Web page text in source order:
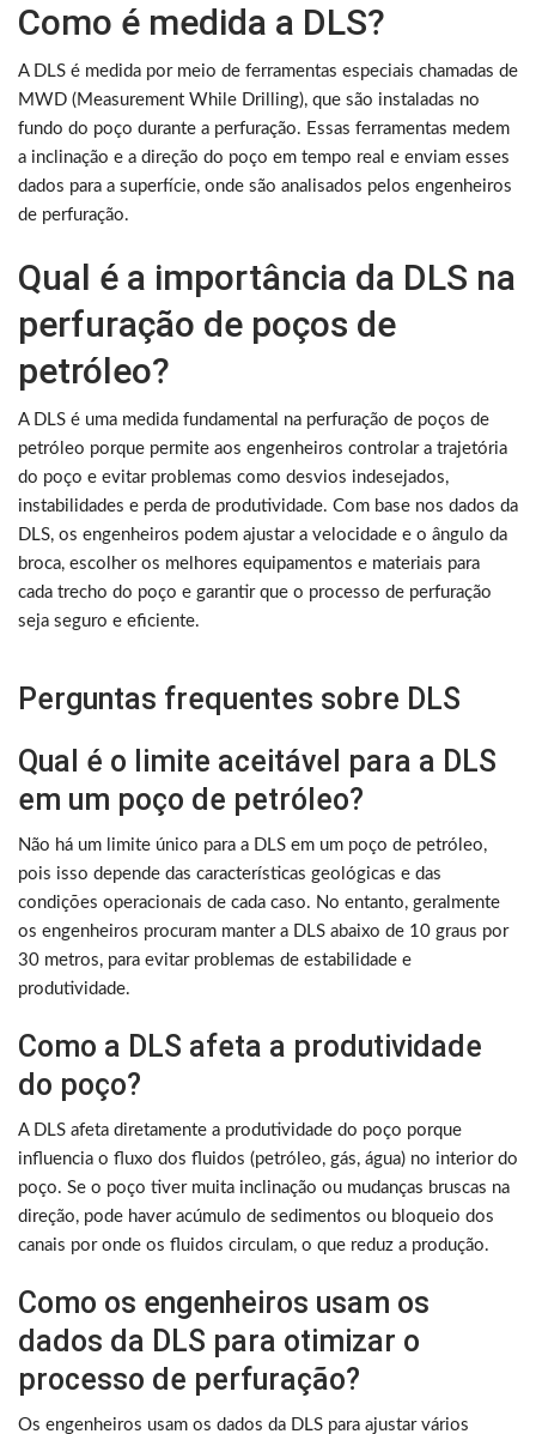
Como é medida a DLS?
A DLS é medida por meio de ferramentas especiais chamadas de
MWD (Measurement While Drilling), que são instaladas no
fundo do poço durante a perfuração. Essas ferramentas medem
a inclinação e a direção do poço em tempo real e enviam esses
dados para a superfície, onde são analisados pelos engenheiros
de perfuração.
Qual é a importância da DLS na
perfuração de poços de
petróleo?
A DLS é uma medida fundamental na perfuração de poços de
petróleo porque permite aos engenheiros controlar a trajetória
do poço e evitar problemas como desvios indesejados,
instabilidades e perda de produtividade. Com base nos dados da
DLS, os engenheiros podem ajustar a velocidade e o ângulo da
broca, escolher os melhores equipamentos e materiais para
cada trecho do poço e garantir que o processo de perfuração
seja seguro e eficiente.
Perguntas frequentes sobre DLS
Qual é o limite aceitável para a DLS
em um poço de petróleo?
Não há um limite único para a DLS em um poço de petróleo,
pois isso depende das características geológicas e das
condições operacionais de cada caso. No entanto, geralmente
os engenheiros procuram manter a DLS abaixo de 10 graus por
30 metros, para evitar problemas de estabilidade e
produtividade.
Como a DLS afeta a produtividade
do poço?
A DLS afeta diretamente a produtividade do poço porque
influencia o fluxo dos fluidos (petróleo, gás, água) no interior do
poço. Se o poço tiver muita inclinação ou mudanças bruscas na
direção, pode haver acúmulo de sedimentos ou bloqueio dos
canais por onde os fluidos circulam, o que reduz a produção.
Como os engenheiros usam os
dados da DLS para otimizar o
processo de perfuração?
Os engenheiros usam os dados da DLS para ajustar vários